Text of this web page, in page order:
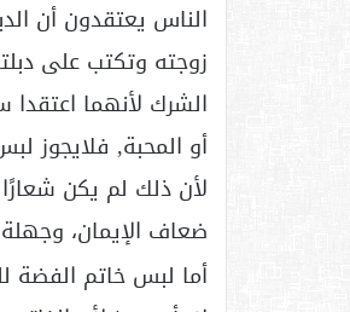
الناس يعتقدون أن
زوجته وتكتب على
الشرك لأنهما اعتقدا
أو المحبة, فلايجوز
لأن ذلك لم يكن
ضعاف الإيمان،
أما لبس خاتم الفضة